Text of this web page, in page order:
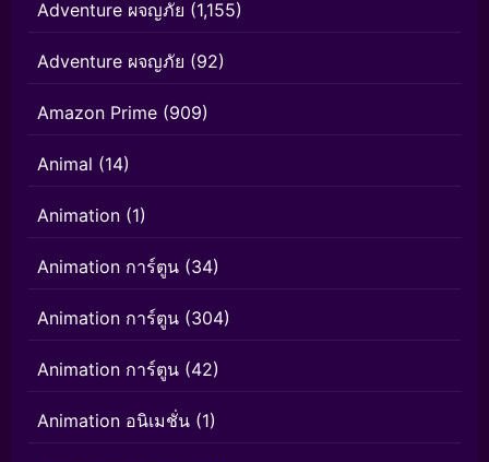
Adventure ผจญภัย (1,155)
Adventure ผจญภัย (92)
Amazon Prime (909)
Animal (14)
Animation (1)
Animation การ์ตูน (34)
Animation การ์ตูน (304)
Animation การ์ตูน (42)
Animation อนิเมชั่น (1)